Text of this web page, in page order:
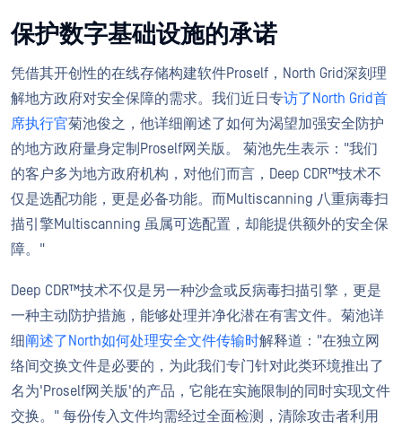
保护数字基础设施的承诺
凭借其开创性的在线存储构建软件Proself，North Grid深刻理
解地方政府对安全保障的需求。我们近日专访了North Grid首
席执行官菊池俊之，他详细阐述了如何为渴望加强安全防护
的地方政府量身定制Proself网关版。 菊池先生表示："我们
的客户多为地方政府机构，对他们而言，Deep CDR™技术不
仅是选配功能，更是必备功能。而Multiscanning 八重病毒扫
描引擎Multiscanning 虽属可选配置，却能提供额外的安全保
障。"
Deep CDR™技术不仅是另一种沙盒或反病毒扫描引擎，更是
一种主动防护措施，能够处理并净化潜在有害文件。菊池详
细阐述了North如何处理安全文件传输时解释道："在独立网
络间交换文件是必要的，为此我们专门针对此类环境推出了
名为'Proself网关版'的产品，它能在实施限制的同时实现文件
交换。" 每份传入文件均需经过全面检测，清除攻击者利用